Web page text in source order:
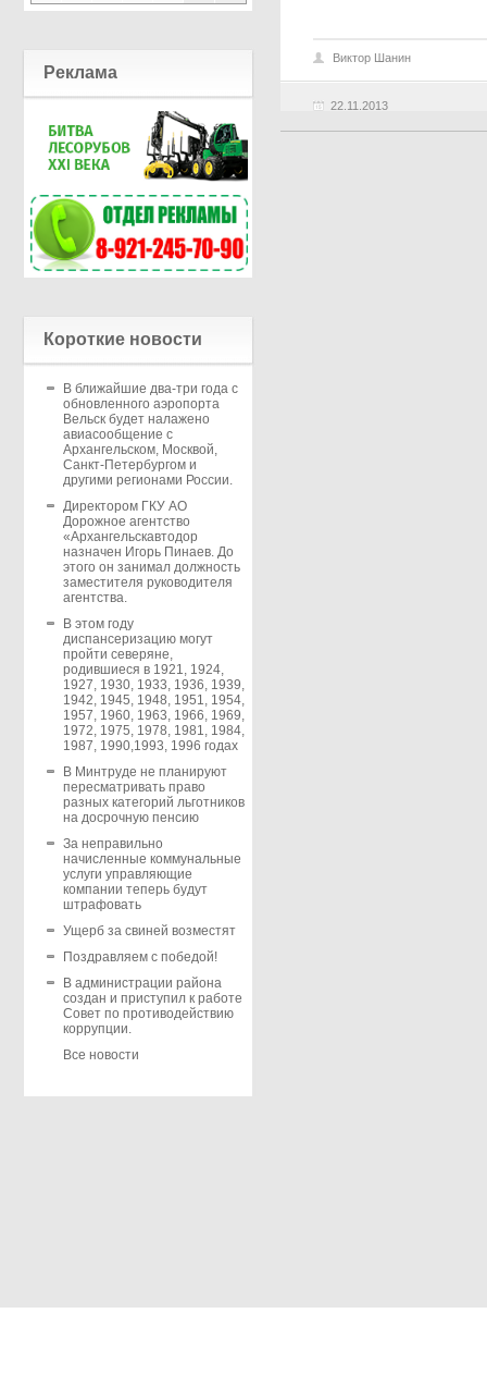
Реклама
Короткие новости
В ближайшие два-три года с
обновленного аэропорта
Вельск будет налажено
авиасообщение с
Архангельском, Москвой,
Санкт-Петербургом и
другими регионами России.
Директором ГКУ АО
Дорожное агентство
«Архангельскавтодор
назначен Игорь Пинаев. До
этого он занимал должность
заместителя руководителя
агентства.
В этом году
диспансеризацию могут
пройти северяне,
родившиеся в 1921, 1924,
1927, 1930, 1933, 1936, 1939,
1942, 1945, 1948, 1951, 1954,
1957, 1960, 1963, 1966, 1969,
1972, 1975, 1978, 1981, 1984,
1987, 1990,1993, 1996 годах
В Минтруде не планируют
пересматривать право
разных категорий льготников
на досрочную пенсию
За неправильно
начисленные коммунальные
услуги управляющие
компании теперь будут
штрафовать
Ущерб за свиней возместят
Поздравляем с победой!
В администрации района
создан и приступил к работе
Совет по противодействию
коррупции.
Все новости
22.11.2013
Виктор Шанин